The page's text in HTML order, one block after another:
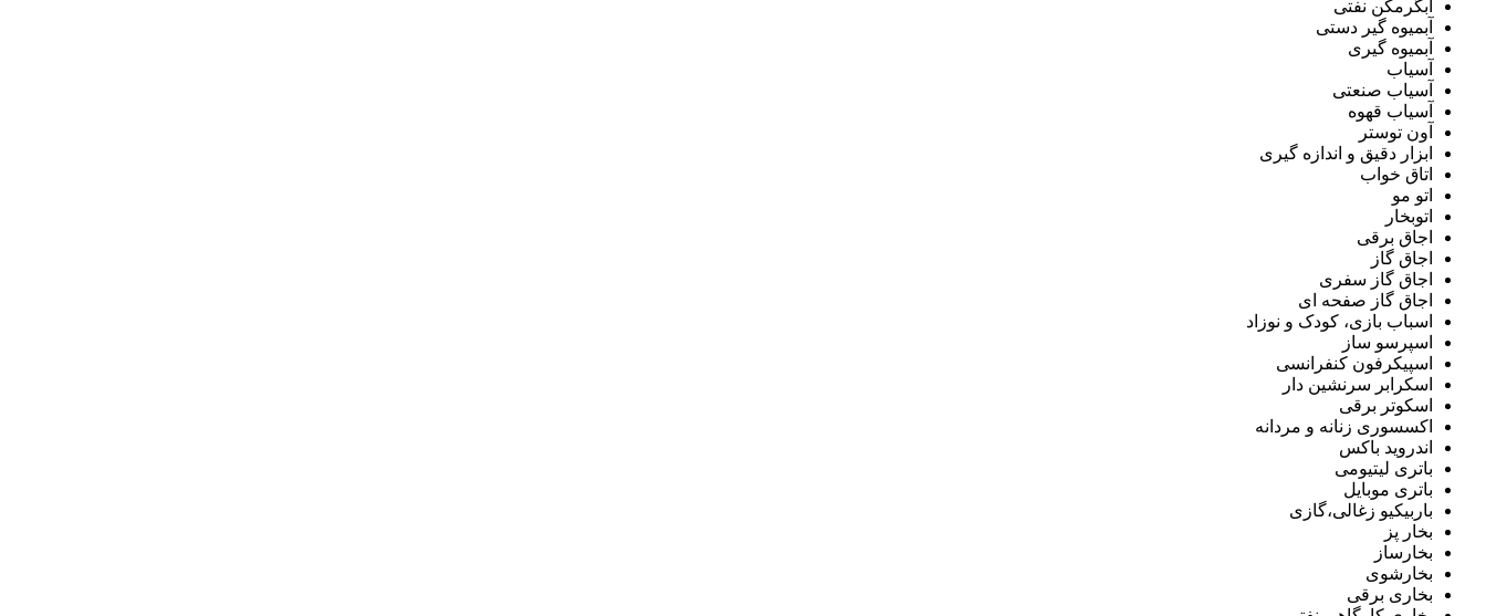
آبگرمکن نفتی
آبمیوه گیر دستی
آبمیوه گیری
آسیاب
آسیاب صنعتی
آسیاب قهوه
آون توستر
ابزار دقیق و اندازه گیری
اتاق خواب
اتو مو
اتوبخار
اجاق برقی
اجاق گاز
اجاق گاز سفری
اجاق گاز صفحه ای
اسباب بازی، کودک و نوزاد
اسپرسو ساز
اسپیکرفون کنفرانسی
اسکرابر سرنشین دار
اسکوتر برقی
اکسسوری زنانه و مردانه
اندروید باکس
باتری لیتیومی
باتری موبایل
باربیکیو زغالی،گازی
بخار پز
بخارساز
بخارشوی
بخاری برقی